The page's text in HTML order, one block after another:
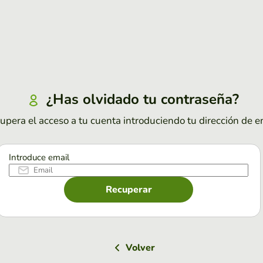
¿Has olvidado tu contraseña?
el acceso a tu cuenta introduciendo tu dirección de
Introduce email
Recuperar
Volver